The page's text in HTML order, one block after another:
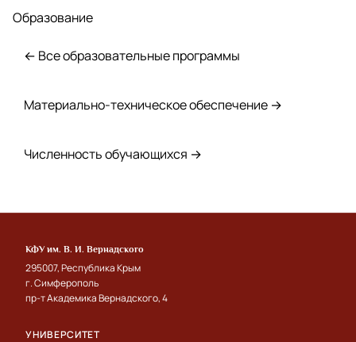
Образование
← Все образовательные программы
Материально-техническое обеспечение →
Численность обучающихся →
КФУ им. В. И. Вернадского
295007, Республика Крым
г. Симферополь
пр-т Академика Вернадского, 4
УНИВЕРСИТЕТ